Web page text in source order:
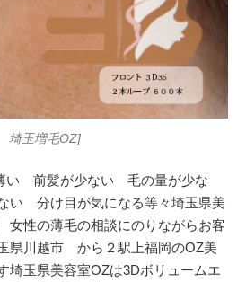
埼玉増毛OZ]
い 前髪が少ない 毛の量が少な
い 分け目が気になる等々埼玉県美
性の薄毛の相談にのりながらお客
県川越市 から２駅上福岡のOZ美
埼玉県美容室OZは3Dボリュームエ